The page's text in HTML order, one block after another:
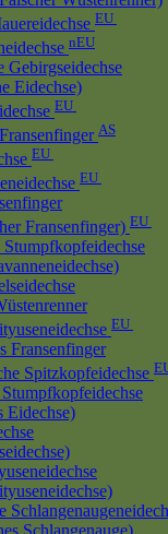
EU
nEU
Gebirgseidechse
Eidechse)
EU
AS
EU
EU
Fransenfinger) EU
EU
Fransenfinger
Spitzkopfeidechse
Eidechse)
Schlangenauge)